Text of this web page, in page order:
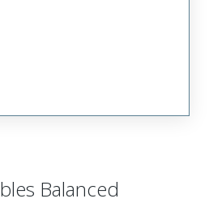
Balanced